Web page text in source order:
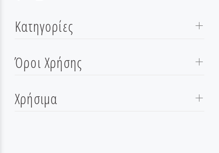
Κατηγορίες
Όροι Χρήσης
Χρήσιμα